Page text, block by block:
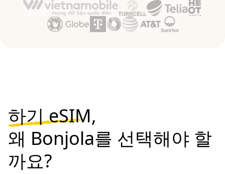
하기 eSIM,
왜 Bonjola를 선택해야 할
까요?